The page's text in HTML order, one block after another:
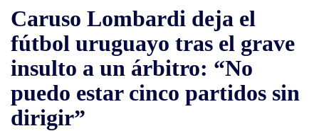
Caruso Lombardi deja el
fútbol uruguayo tras el grave
insulto a un árbitro: “No
puedo estar cinco partidos sin
dirigir”